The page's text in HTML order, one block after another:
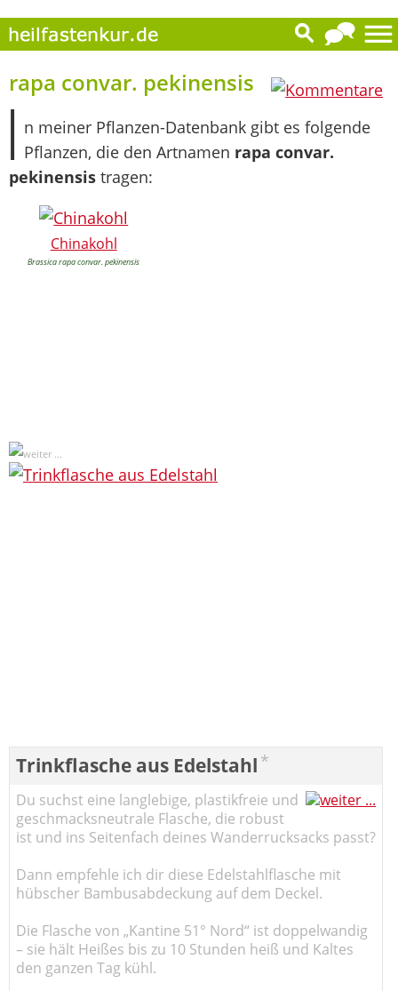
rapa convar. pekinensis
I n meiner Pflanzen-Datenbank gibt es folgende
Pflanzen, die den Artnamen rapa convar.
pekinensis tragen:
Chinakohl
Brassica rapa convar. pekinensis
Trinkflasche aus Edelstahl *
Du suchst eine langlebige, plastikfreie und
geschmacksneutrale Flasche, die robust
ist und ins Seitenfach deines Wanderrucksacks passt?
Dann empfehle ich dir diese Edelstahlflasche mit
hübscher Bambusabdeckung auf dem Deckel.
Die Flasche von „Kantine 51° Nord“ ist doppelwandig
– sie hält Heißes bis zu 10 Stunden heiß und Kaltes
den ganzen Tag kühl.